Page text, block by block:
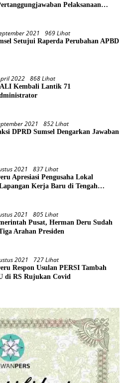
Pelaksanaan
2021 969 Lihat
Setujui Raperda Perubahan APBD
2022 868 Lihat
Kembali Lantik 71
2021 852 Lihat
DPRD Sumsel Dengarkan Jawaban
2021 837 Lihat
Apresiasi Pengusaha Lokal
Kerja Baru di Tengah
2021 805 Lihat
Pusat, Herman Deru Sudah
Arahan Presiden
2021 727 Lihat
Respon Usulan PERSI Tambah
di RS Rujukan Covid